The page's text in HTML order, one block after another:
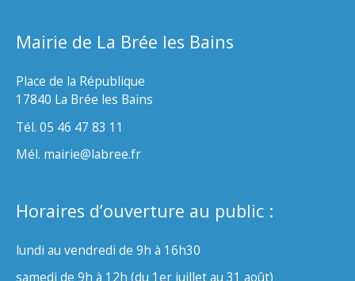
Mairie de La Brée les Bains
Place de la République
17840 La Brée les Bains
Tél. 05 46 47 83 11
Mél. mairie@labree.fr
Horaires d’ouverture au public :
lundi au vendredi de 9h à 16h30
samedi de 9h à 12h (du 1er juillet au 31 août)